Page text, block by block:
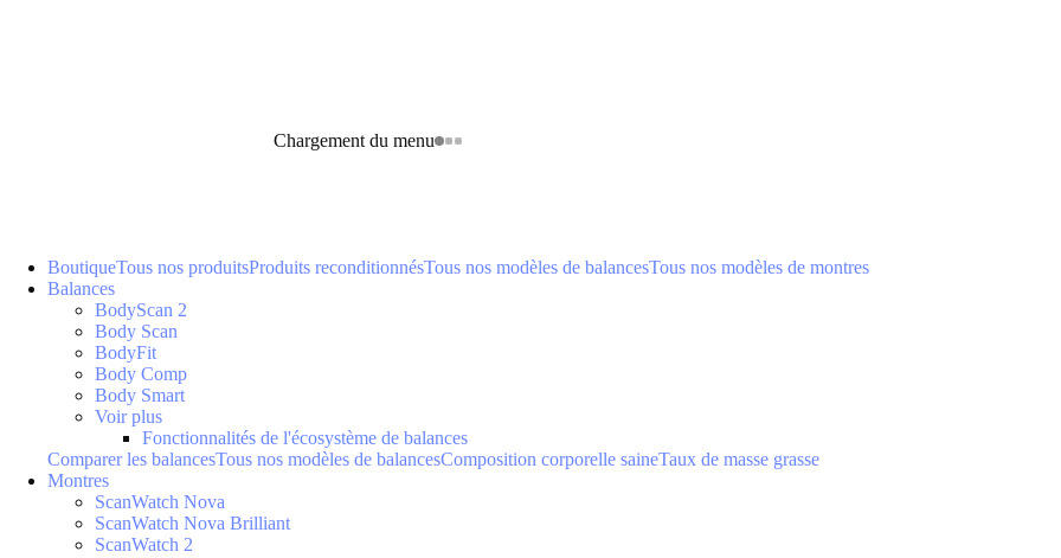
Chargement du menu
BoutiqueTous nos produitsProduits reconditionnésTous nos modèles de balancesTous nos modèles de montres
Balances
BodyScan 2
Body Scan
BodyFit
Body Comp
Body Smart
Voir plus
Fonctionnalités de l'écosystème de balances
Comparer les balancesTous nos modèles de balancesComposition corporelle saineTaux de masse grasse
Montres
ScanWatch Nova
ScanWatch Nova Brilliant
ScanWatch 2